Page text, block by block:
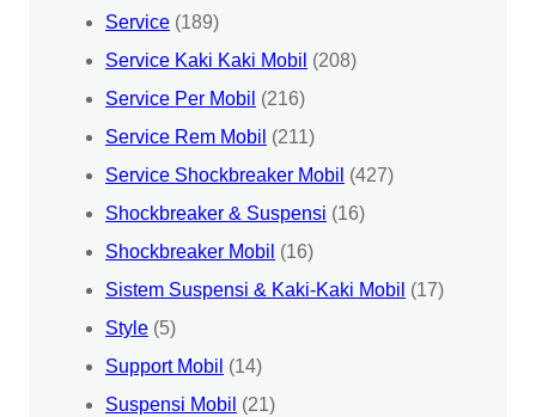
Service (189)
Service Kaki Kaki Mobil (208)
Service Per Mobil (216)
Service Rem Mobil (211)
Service Shockbreaker Mobil (427)
Shockbreaker & Suspensi (16)
Shockbreaker Mobil (16)
Sistem Suspensi & Kaki-Kaki Mobil (17)
Style (5)
Support Mobil (14)
Suspensi Mobil (21)